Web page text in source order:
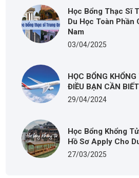
Học Bổng Thạc Sĩ
Du Học Toàn Phần
Nam
03/04/2025
HỌC BỔNG
ĐIỀU BẠN CẦN BIẾT
29/04/2024
Học Bổng Khổng
Hồ Sơ Apply Cho
27/03/2025